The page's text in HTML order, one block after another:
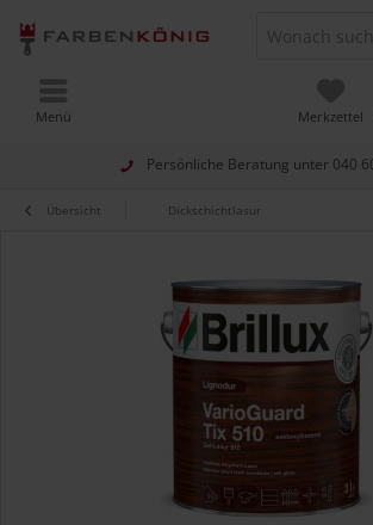
Persönliche Beratung unter 040
Merkzettel
Menü
Übersicht Dickschichtlasur